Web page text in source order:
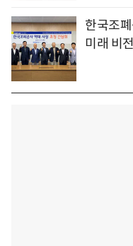
한국조
미래 비